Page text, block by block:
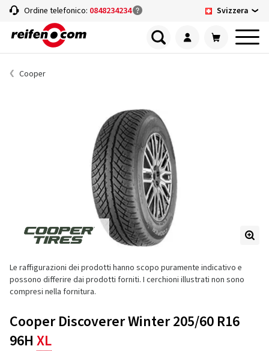
Ordine telefonico: 0848234234 Svizzera
Cooper
Le raffigurazioni dei prodotti hanno scopo puramente indicativo e
possono differire dai prodotti forniti. I cerchioni illustrati non sono
compresi nella fornitura.
Cooper Discoverer Winter 205/60 R16
96H XL